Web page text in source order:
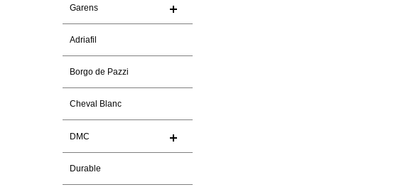
Garens
Adriafil
Borgo de Pazzi
Cheval Blanc
DMC
Durable